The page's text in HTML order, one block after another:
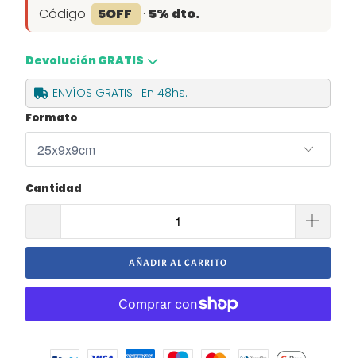
Código 5OFF · 5% dto.
Devolución GRATIS
ENVÍOS GRATIS · En 48hs.
Formato
Cantidad
AÑADIR AL CARRITO